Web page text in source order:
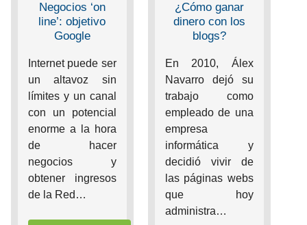
Negocios ‘on
line’: objetivo
Google
Internet puede ser
un altavoz sin
límites y un canal
con un potencial
enorme a la hora
de hacer
negocios y
obtener ingresos
de la Red…
¿Cómo ganar
dinero con los
blogs?
En 2010, Álex
Navarro dejó su
trabajo como
empleado de una
empresa
informática y
decidió vivir de
las páginas webs
que hoy
administra…